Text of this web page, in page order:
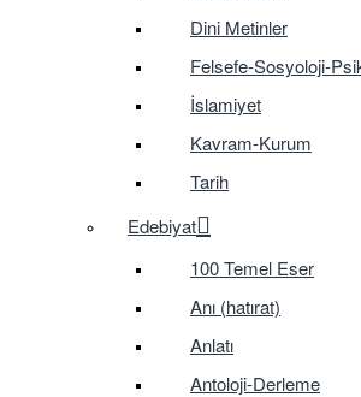
Dini Metinler
Felsefe-Sosyoloji-
İslamiyet
Kavram-Kurum
Tarih
Edebiyat
100 Temel Eser
Anı (hatırat)
Anlatı
Antoloji-Derleme